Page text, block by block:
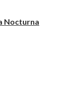
Nocturna